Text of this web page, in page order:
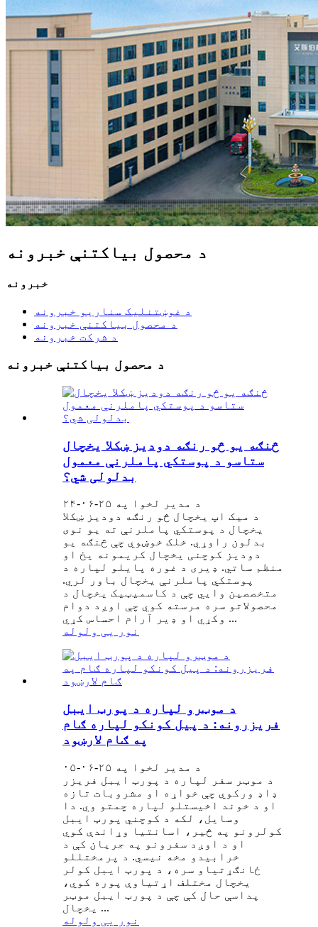
د محصول بیاکتنې خبرونه
خبرونه
د غوښتنلیک سناریو خبرونه
د محصول بیاکتنې خبرونه
د شرکت خبرونه
د محصول بیاکتنې خبرونه
څنګه یو څو رنګه دودیز ښکلا یخچال
ستاسو د پوستکي پاملرنې معمول
بدلولی شي؟
د مدیر لخوا په ۲۵-۰۶-۲۴
د میک اپ یخچال څو رنګه دودیز ښکلا
یخچال د پوستکي پاملرنې ته یو نوی
بدلون راوړي. خلک خوښوي چې څنګه یو
دودیز کوچنی یخچال کریمونه یخ او
منظم ساتي. ډیری د غوره پایلو لپاره د
پوستکي پاملرنې یخچال باور لري.
متخصصین وايي چې د کاسمیټیک یخچال د
محصولاتو سره مرسته کوي چې اوږد دوام
وکړي او ډیر آرام احساس کړي ...
نور یی ولوله
د موټرو لپاره د پورټ ایبل
فریزرونه: د پیل کونکو لپاره ګام
په ګام لارښود
د مدیر لخوا په ۲۵-۰۶-۰۵
د موټر سفر لپاره د پورټ ایبل فریزر
ډاډ ورکوي چې خواړه او مشروبات تازه
او د خوند اخیستلو لپاره چمتو وي. دا
وسایل، لکه د کوچني پورټ ایبل
کولرونو په څیر، اسانتیا وړاندې کوي
او د اوږد سفرونو په جریان کې د
خرابیدو مخه نیسي. د پرمختللو
ځانګړتیاو سره، د پورټ ایبل کولر
یخچال مختلف اړتیاوې پوره کوي،
پداسې حال کې چې د پورټ ایبل موټر
یخچال ...
نور یی ولوله